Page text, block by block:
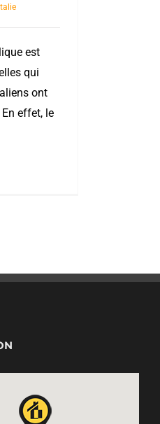
Italie
est
qui
ont
effet, le